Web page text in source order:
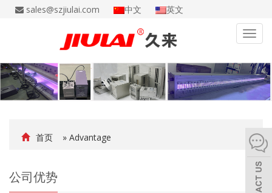
sales@szjiulai.com 中文 英文
首页 » Advantage
公司优势